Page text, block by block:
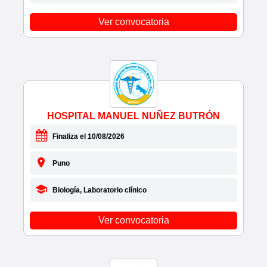
• DEVOM S.A.C.
• DIAMIRE SOCIEDAD COMERCIAL DE
• DIGITAL MAX S.A.C.
• DIONS CHIMIE EIRL
• DIONS SRLTDA
• DIRECCIÓN AGRARIA (DRA-AMAZONAS)
• DIRECCIÓN AGRARIA DE ANDAHUAYLAS
• DIRECCIÓN AGRARIA PUNO
• DIRECCIÓN AGRARIA(DRA) AYACUCHO
Ver convocatoria
HOSPITAL MANUEL NUÑEZ BUTRÓN
Finaliza el 10/08/2026
Puno
Biología, Laboratorio clínico
Ver convocatoria